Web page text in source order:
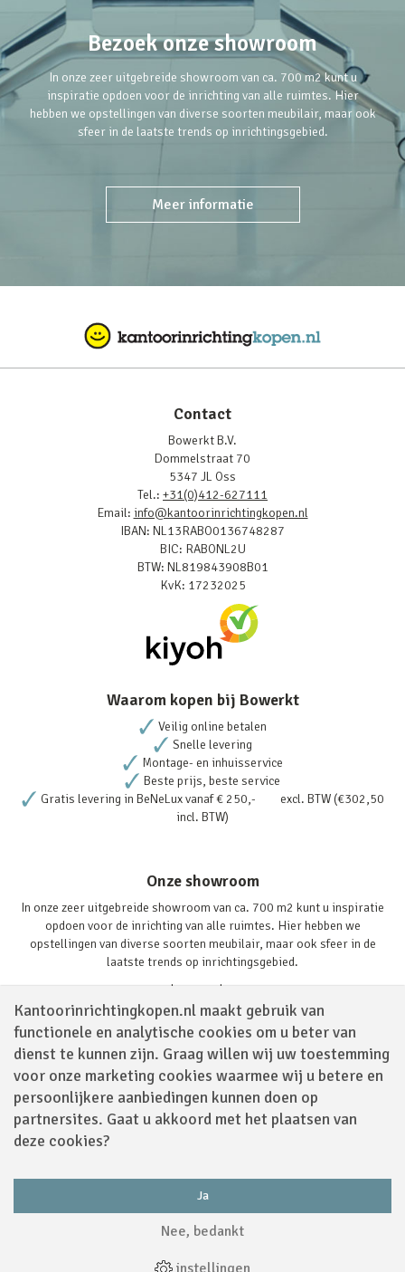
Kantoorinrichtingkopen.nl maakt gebruik van
functionele en analytische cookies om u beter van
dienst te kunnen zijn. Graag willen wij uw toestemming
voor onze marketing cookies waarmee wij u betere en
persoonlijkere aanbiedingen kunnen doen op
partnersites. Gaat u akkoord met het plaatsen van
deze cookies?
Ja
Nee, bedankt
instellingen
Bezoek onze showroom
In onze zeer uitgebreide showroom van ca. 700 m2 kunt u
inspiratie opdoen voor de inrichting van alle ruimtes. Hier
hebben we opstellingen van diverse soorten meubilair, maar ook
sfeer in de laatste trends op inrichtingsgebied.
Meer informatie
Contact
Bowerkt B.V.
Dommelstraat 70
5347 JL Oss
Tel.: +31(0)412-627111
Email: info@kantoorinrichtingkopen.nl
IBAN: NL13RABO0136748287
BIC: RABONL2U
BTW: NL819843908B01
KvK: 17232025
Waarom kopen bij Bowerkt
Veilig online betalen
Snelle levering
Montage- en inhuisservice
Beste prijs, beste service
Gratis levering in BeNeLux vanaf € 250,- excl. BTW (€302,50
incl. BTW)
Onze showroom
In onze zeer uitgebreide showroom van ca. 700 m2 kunt u inspiratie
opdoen voor de inrichting van alle ruimtes. Hier hebben we
opstellingen van diverse soorten meubilair, maar ook sfeer in de
laatste trends op inrichtingsgebied.
Lees verder
Sitemap